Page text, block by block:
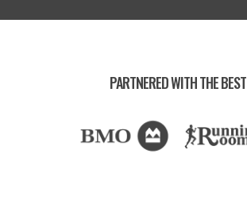
PARTNERED WITH THE BEST